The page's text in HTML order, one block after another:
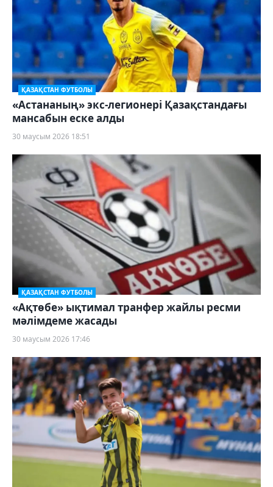
ҚАЗАҚСТАН ФУТБОЛЫ
«Астананың» экс-легионері Қазақстандағы
мансабын еске алды
30 маусым 2026 18:51
ҚАЗАҚСТАН ФУТБОЛЫ
«Ақтөбе» ықтимал транфер жайлы ресми
мәлімдеме жасады
30 маусым 2026 17:46